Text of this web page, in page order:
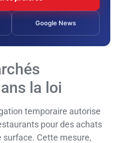
Google News
la loi
temporaire autorise
pour des achats
Cette mesure,